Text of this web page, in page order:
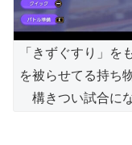
「きずぐすり」を
を被らせてる持ち
構きつい試合に